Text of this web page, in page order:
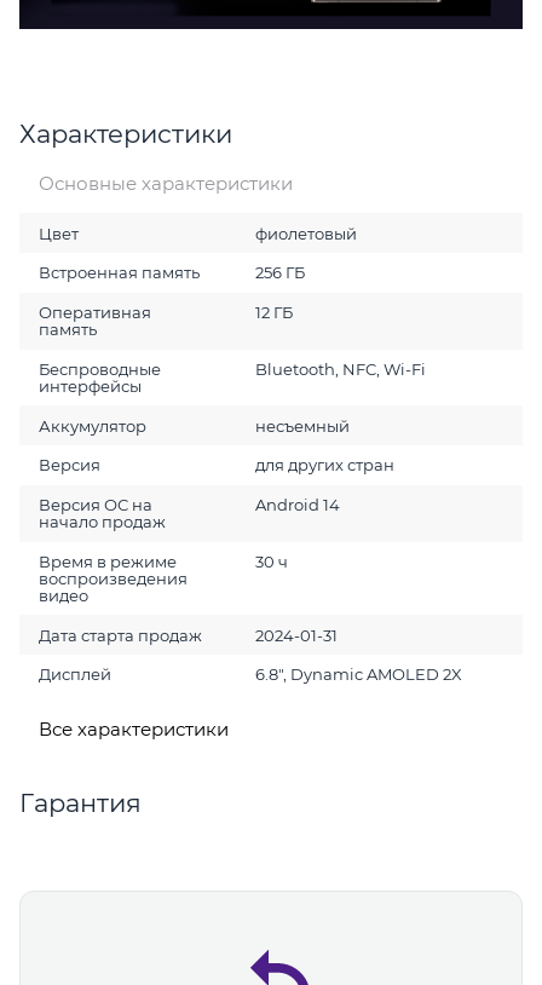
Характеристики
Основные характеристики
Цвет фиолетовый
Встроенная память 256 ГБ
Оперативная
память
12 ГБ
Беспроводные
интерфейсы
Bluetooth, NFC, Wi-Fi
Аккумулятор несъемный
Версия для других стран
Версия ОС на
начало продаж
Android 14
Время в режиме
воспроизведения
видео
30 ч
Дата старта продаж 2024-01-31
Дисплей 6.8", Dynamic AMOLED 2X
Все характеристики
Гарантия